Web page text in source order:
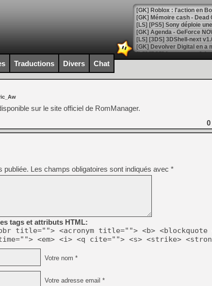
[GK] Roblox : l'action en
[GK] Agenda - GeForce
[GK] Devolver Digital en a
[LS] [PS5] ps5-y2jb-
[GK] Pourquoi Marvel
[GK] Test : Restory : Chill
[GK] GTA 6 : Rockstar
[GK] Hot Wheels Infinite
[GK] Mémoire cash -
[GK] Résultats Nintendo :
[GK] Déjà des
[Mo5] Brickboy cherche à
[GK] Minecraft et ses «
[GK] Beast of
[GK] Ubisoft : fin de partie
[GK] Mémoire cash -
[GK] Dan Houser (GTA)
[GK] Comment EA Sports
[GK] Crimson Moon : un
[GK] Isle of Reveries : le
[GK] Moonlighter 2 : The
[GK] Capcom relance
[Mo5] Deux inédits du
[GK] Le beat'em up The
[GK] Endless Legend 2 :
Traductions Divers Chat
sur le site officiel de RomManager.
0
publiée. Les champs obligatoires sont indiqués avec *
tags et attributs HTML:
title=""> <acronym title=""> <b> <blockquote
<em> <i> <q cite=""> <s> <strike>
Votre nom *
Votre adresse email *